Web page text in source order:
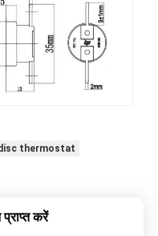
thermostat
करें